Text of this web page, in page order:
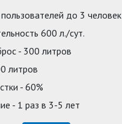
до 3 человек
600 л./сут.
- 300 литров
литров
- 60%
- 1 раз в 3-5 лет